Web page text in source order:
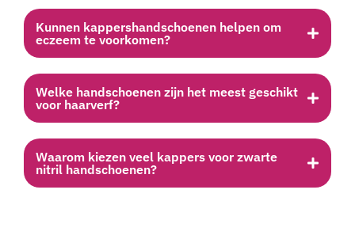
Kunnen kappershandschoenen helpen om
eczeem te voorkomen?
Welke handschoenen zijn het meest geschikt
voor haarverf?
Waarom kiezen veel kappers voor zwarte
nitril handschoenen?